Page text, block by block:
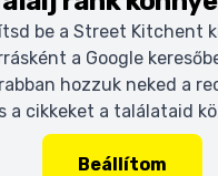
be a Street Kitchent
a Google
hozzuk neked a
a cikkeket a találataid
Beállítom